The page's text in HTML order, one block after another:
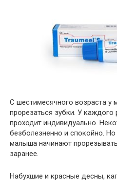
С шестимесячного возраста у
прорезаться зубки. У каждого
проходит индивидуально.
безболезненно и спокойно.
малыша начинают
заранее.
Набухшие и красные десны,